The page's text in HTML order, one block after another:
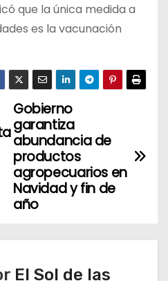
que la única medida a
es la vacunación
Gobierno
garantiza
abundancia de
productos
agropecuarios en
Navidad y fin de
año
El Sol de las